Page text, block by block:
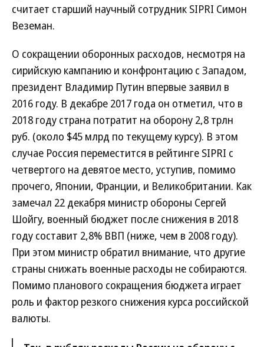
считает старший научный сотрудник SIPRI Симон
Веземан.
О сокращении оборонных расходов, несмотря на
сирийскую кампанию и конфронтацию с Западом,
президент Владимир Путин впервые заявил в
2016 году. В декабре 2017 года он отметил, что в
2018 году страна потратит на оборону 2,8 трлн
руб. (около $45 млрд по текущему курсу). В этом
случае Россия переместится в рейтинге SIPRI с
четвертого на девятое место, уступив, помимо
прочего, Японии, Франции, и Великобритании. Как
замечал 22 декабря министр обороны Сергей
Шойгу, военный бюджет после снижения в 2018
году составит 2,8% ВВП (ниже, чем в 2008 году).
При этом министр обратил внимание, что другие
страны снижать военные расходы не собираются.
Помимо планового сокращения бюджета играет
роль и фактор резкого снижения курса российской
валюты.